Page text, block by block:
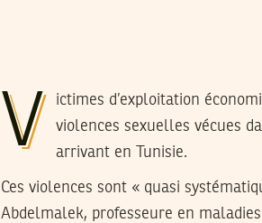
V
ictimes d’exploitation
violences sexuelles vécues
arrivant en Tunisie.
Ces violences sont « quasi
Abdelmalek, professeure en